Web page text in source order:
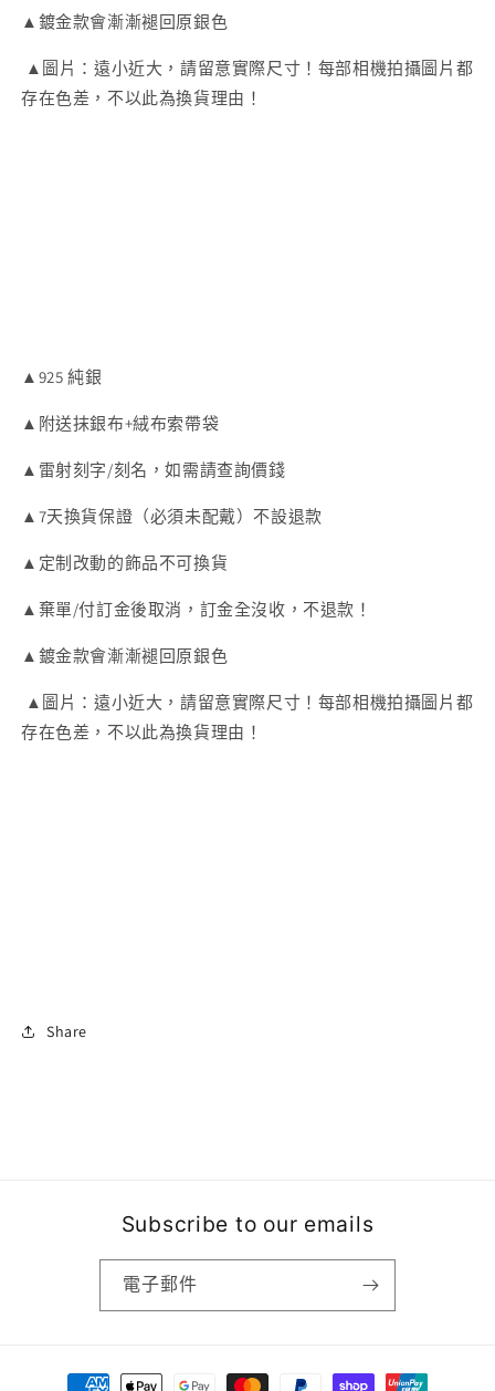
量
減
少
量
增
加
▲鍍金款會漸漸褪回原銀色
▲圖片：遠小近大，請留意實際尺寸！每部相機拍攝圖片都
存在色差，不以此為換貨理由！
▲925 純銀
▲附送抹銀布+絨布索帶袋
▲雷射刻字/刻名，如需請查詢價錢
▲7天換貨保證（必須未配戴）不設退款
▲定制改動的飾品不可換貨
▲棄單/付訂金後取消，訂金全沒收，不退款！
▲鍍金款會漸漸褪回原銀色
▲圖片：遠小近大，請留意實際尺寸！每部相機拍攝圖片都
存在色差，不以此為換貨理由！
Share
Subscribe to our emails
電子郵件